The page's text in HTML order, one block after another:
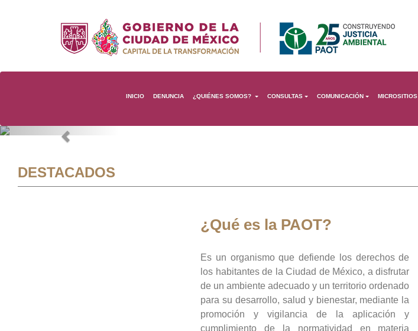
INICIO DENUNCIA ¿QUIÉNES SOMOS? CONSULTAS COMUNICACIÓN MICROSITIOS
Previous
DESTACADOS
¿Qué es la PAOT?
Es un organismo que defiende los derechos de
los habitantes de la Ciudad de México, a disfrutar
de un ambiente adecuado y un territorio ordenado
para su desarrollo, salud y bienestar, mediante la
promoción y vigilancia de la aplicación y
cumplimiento de la normatividad en materia